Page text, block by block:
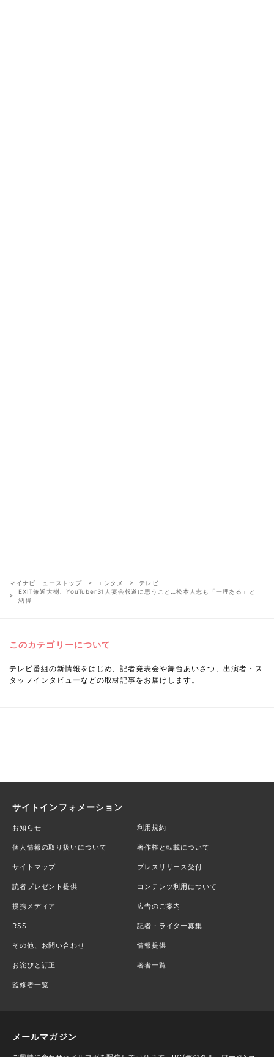
マイナビニューストップ エンタメ
テレビ
EXIT兼近大樹、YouTuber31人宴会報道に思うこと…松本人志も「一理ある」と
納得
このカテゴリーについて
テレビ番組の新情報をはじめ、記者発表会や舞台あいさつ、出演者・ス
タッフインタビューなどの取材記事をお届けします。
サイトインフォメーション
お知らせ 利用規約
個人情報の取り扱いについて 著作権と転載について
サイトマップ プレスリリース受付
読者プレゼント提供 コンテンツ利用について
提携メディア 広告のご案内
RSS 記者・ライター募集
その他、お問い合わせ 情報提供
お詫びと訂正 著者一覧
監修者一覧
メールマガジン